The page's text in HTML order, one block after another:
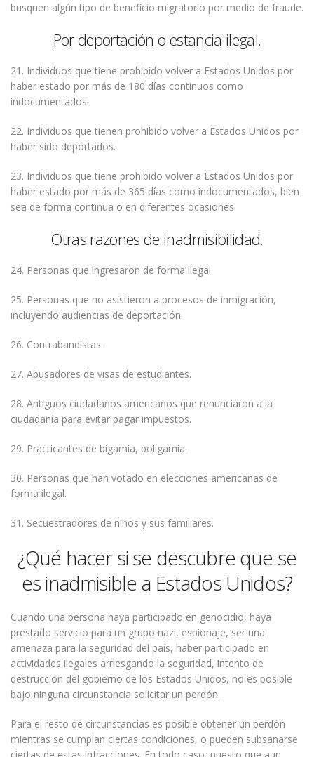
busquen algún tipo de beneficio migratorio por medio de fraude.
Por deportación o estancia ilegal.
21. Individuos que tiene prohibido volver a Estados Unidos por
haber estado por más de 180 días continuos como
indocumentados.
22. Individuos que tienen prohibido volver a Estados Unidos por
haber sido deportados.
23. Individuos que tiene prohibido volver a Estados Unidos por
haber estado por más de 365 días como indocumentados, bien
sea de forma continua o en diferentes ocasiones.
Otras razones de inadmisibilidad.
24. Personas que ingresaron de forma ilegal.
25. Personas que no asistieron a procesos de inmigración,
incluyendo audiencias de deportación.
26. Contrabandistas.
27. Abusadores de visas de estudiantes.
28. Antiguos ciudadanos americanos que renunciaron a la
ciudadanía para evitar pagar impuestos.
29. Practicantes de bigamia, poligamia.
30. Personas que han votado en elecciones americanas de
forma ilegal.
31. Secuestradores de niños y sus familiares.
¿Qué hacer si se descubre que se
es inadmisible a Estados Unidos?
Cuando una persona haya participado en genocidio, haya
prestado servicio para un grupo nazi, espionaje, ser una
amenaza para la seguridad del país, haber participado en
actividades ilegales arriesgando la seguridad, intento de
destrucción del gobierno de los Estados Unidos, no es posible
bajo ninguna circunstancia solicitar un perdón.
Para el resto de circunstancias es posible obtener un perdón
mientras se cumplan ciertas condiciones, o pueden subsanarse